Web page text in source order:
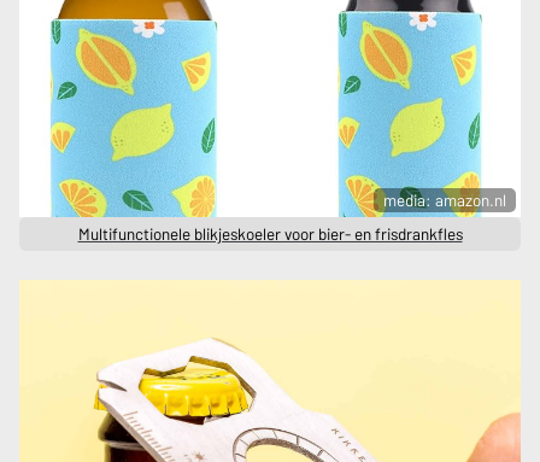
media: amazon.nl
Multifunctionele blikjeskoeler voor bier- en frisdrankfles